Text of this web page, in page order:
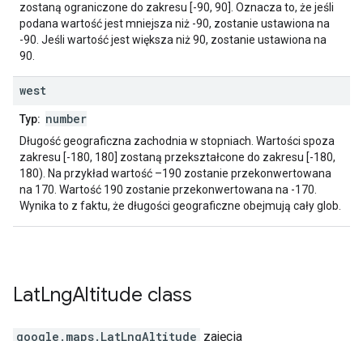
zostaną ograniczone do zakresu [-90, 90]. Oznacza to, że jeśli
podana wartość jest mniejsza niż -90, zostanie ustawiona na
-90. Jeśli wartość jest większa niż 90, zostanie ustawiona na
90.
west
Typ: number
Długość geograficzna zachodnia w stopniach. Wartości spoza
zakresu [-180, 180] zostaną przekształcone do zakresu [-180,
180). Na przykład wartość –190 zostanie przekonwertowana
na 170. Wartość 190 zostanie przekonwertowana na -170.
Wynika to z faktu, że długości geograficzne obejmują cały glob.
LatLngAltitude class
google.maps. LatLngAltitude zajęcia